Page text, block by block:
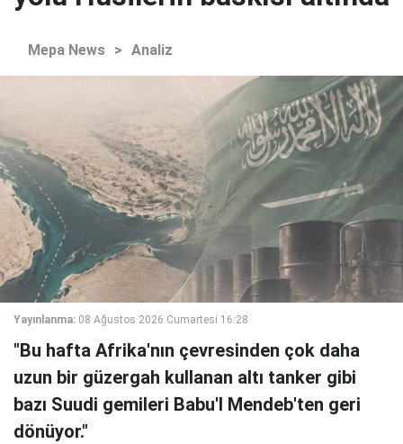
Mepa News > Analiz
Yayınlanma: 08 Ağustos 2026 Cumartesi 16:28
"Bu hafta Afrika'nın çevresinden çok daha
uzun bir güzergah kullanan altı tanker gibi
bazı Suudi gemileri Babu'l Mendeb'ten geri
dönüyor."